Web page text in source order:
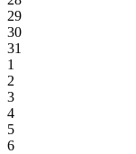
29
30
31
1
2
3
4
5
6